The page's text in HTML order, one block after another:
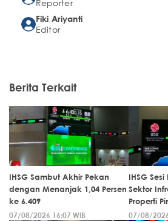
Reporter
Fiki Ariyanti
Editor
Berita Terkait
IHSG Sambut Akhir Pekan
dengan Menanjak 1,04 Persen
ke 6.409
07/08/2026 16:07 WIB
IHSG
Sektor
Properti
07/08/